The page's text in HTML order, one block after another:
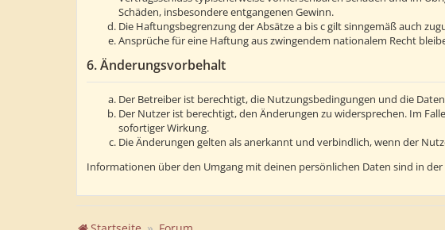
Schäden, insbesondere entgangenen Gewinn.
Die Haftungsbegrenzung der Absätze a bis c gilt sinngemäß auch
Ansprüche für eine Haftung aus zwingendem nationalem Recht
6. Änderungsvorbehalt
Der Betreiber ist berechtigt, die Nutzungsbedingungen und die
Der Nutzer ist berechtigt, den Änderungen zu widersprechen. Im
sofortiger Wirkung.
Die Änderungen gelten als anerkannt und verbindlich, wenn der
Informationen über den Umgang mit deinen persönlichen Daten sind in